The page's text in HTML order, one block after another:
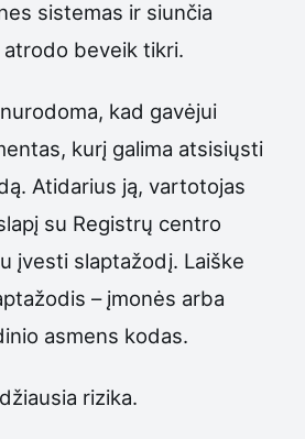
sistemas ir siunčia
beveik tikri.
kad gavėjui
kurį galima atsisiųsti
Atidarius ją, vartotojas
su Registrų centro
įvesti slaptažodį. Laiške
– įmonės arba
asmens kodas.
rizika.